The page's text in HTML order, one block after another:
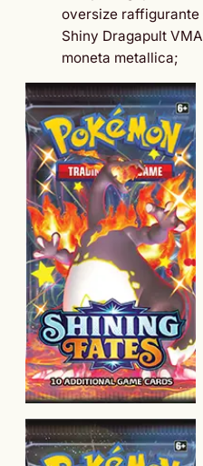
oversize raffigurante
Shiny Dragapult
moneta metallica;